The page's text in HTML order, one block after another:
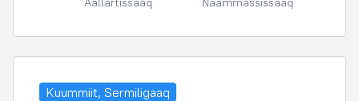
Kuummiit, Sermiligaaq